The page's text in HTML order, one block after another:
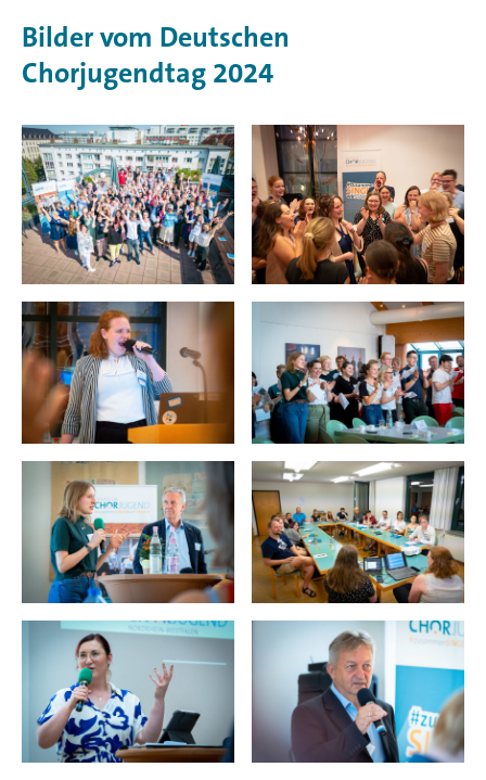
Bilder vom Deutschen
Chorjugendtag 2024